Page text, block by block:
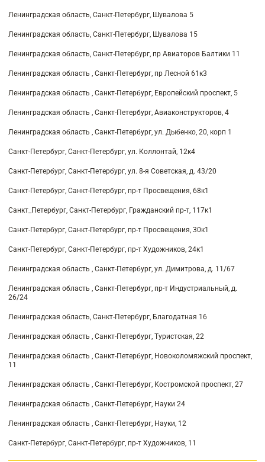
Ленинградская область, Санкт-Петербург, Шувалова 5
Ленинградская область, Санкт-Петербург, Шувалова 15
Ленинградская область, Санкт-Петербург, пр Авиаторов Балтики 11
Ленинградская область , Санкт-Петербург, пр Лесной 61к3
Ленинградская область , Санкт-Петербург, Европейский проспект, 5
Ленинградская область , Санкт-Петербург, Авиаконструкторов, 4
Ленинградская область , Санкт-Петербург, ул. Дыбенко, 20, корп 1
Санкт-Петербург, Санкт-Петербург, ул. Коллонтай, 12к4
Санкт-Петербург, Санкт-Петербург, ул. 8-я Советская, д. 43/20
Санкт-Петербург, Санкт-Петербург, пр-т Просвещения, 68к1
Санкт_Петербург, Санкт-Петербург, Гражданский пр-т, 117к1
Санкт-Петербург, Санкт-Петербург, пр-т Просвещения, 30к1
Санкт-Петербург, Санкт-Петербург, пр-т Художников, 24к1
Ленинградская область , Санкт-Петербург, ул. Димитрова, д. 11/67
Ленинградская область , Санкт-Петербург, пр-т Индустриальный, д.
26/24
Ленинградская область, Санкт-Петербург, Благодатная 16
Ленинградская область , Санкт-Петербург, Туристская, 22
Ленинградская область , Санкт-Петербург, Новоколомяжский проспект,
11
Ленинградская область , Санкт-Петербург, Костромской проспект, 27
Ленинградская область , Санкт-Петербург, Науки 24
Ленинградская область , Санкт-Петербург, Науки, 12
Санкт-Петербург, Санкт-Петербург, пр-т Художников, 11